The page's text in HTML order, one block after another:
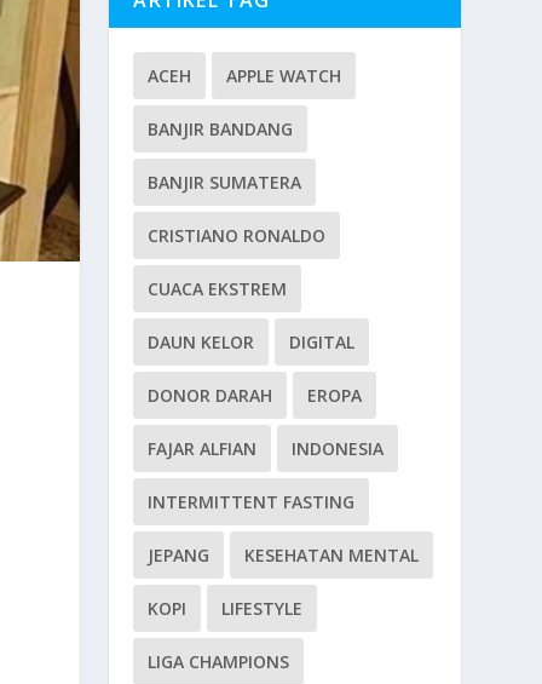
ACEH APPLE WATCH
BANJIR BANDANG
BANJIR SUMATERA
CRISTIANO RONALDO
CUACA EKSTREM
DAUN KELOR DIGITAL
DONOR DARAH EROPA
FAJAR ALFIAN INDONESIA
INTERMITTENT FASTING
JEPANG KESEHATAN MENTAL
KOPI LIFESTYLE
LIGA CHAMPIONS